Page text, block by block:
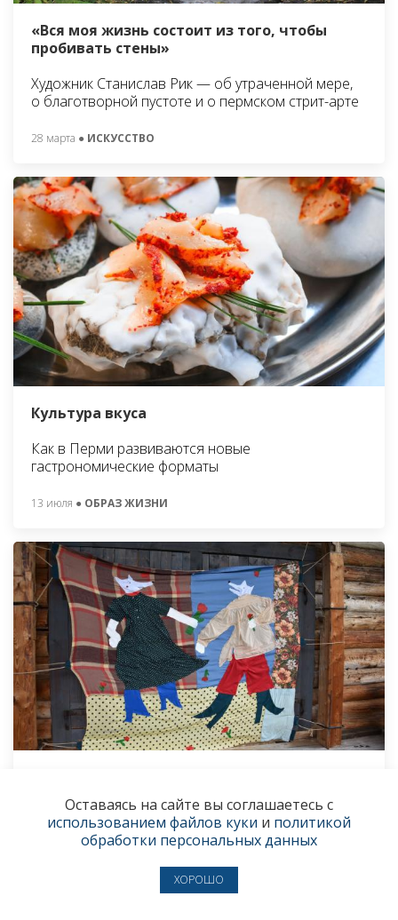
«Вся моя жизнь состоит из того, чтобы
пробивать стены»
Художник Станислав Рик — об утраченной мере,
о благотворной пустоте и о пермском стрит-арте
28 марта ● ИСКУССТВО
Культура вкуса
Как в Перми развиваются новые
гастрономические форматы
13 июля ● ОБРАЗ ЖИЗНИ
В «Хохловке» второй раз прошёл фестиваль
народной красоты «Цветьё»
Оставаясь на сайте вы соглашаетесь с
использованием файлов куки и политикой
обработки персональных данных
ХОРОШО